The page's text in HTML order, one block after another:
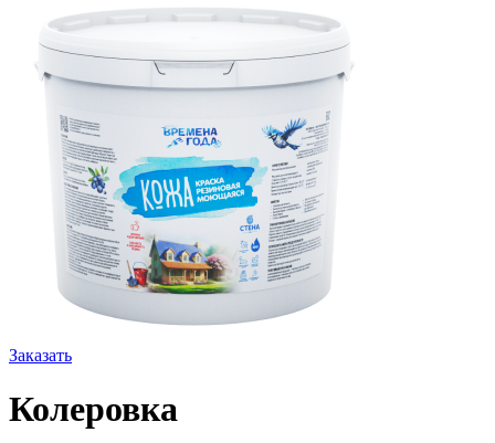
Заказать
Колеровка